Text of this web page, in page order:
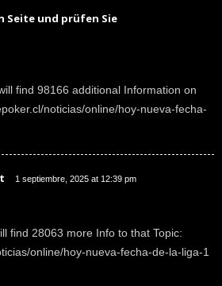
Seite und prüfen Sie
find 98166 additional Information on
noticias/online/hoy-nueva-fecha-
1 septiembre, 2025 at 12:39 pm
find 28063 more Info to that Topic:
online/hoy-nueva-fecha-de-la-liga-1